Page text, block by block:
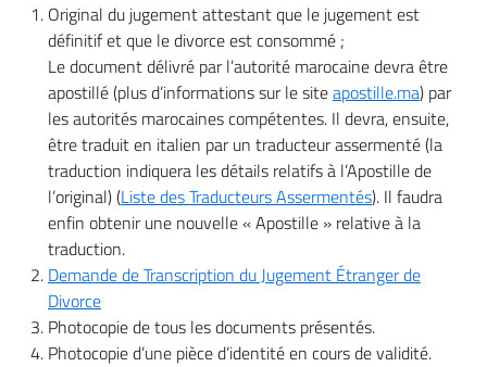
Original du jugement attestant que le jugement est
définitif et que le divorce est consommé ;
Le document délivré par l’autorité marocaine devra être
apostillé (plus d’informations sur le siteapostille.ma) par
les autorités marocaines compétentes. Il devra, ensuite,
être traduit en italien par un traducteur assermenté (la
traduction indiquera les détails relatifs à l’Apostille de
l’original) (Liste des Traducteurs Assermentés). Il faudra
enfin obtenir une nouvelle « Apostille » relative à la
traduction.
Demande de Transcription du Jugement Étranger de
Divorce
Photocopie de tous les documents présentés.
Photocopie d’une pièce d’identité en cours de validité.